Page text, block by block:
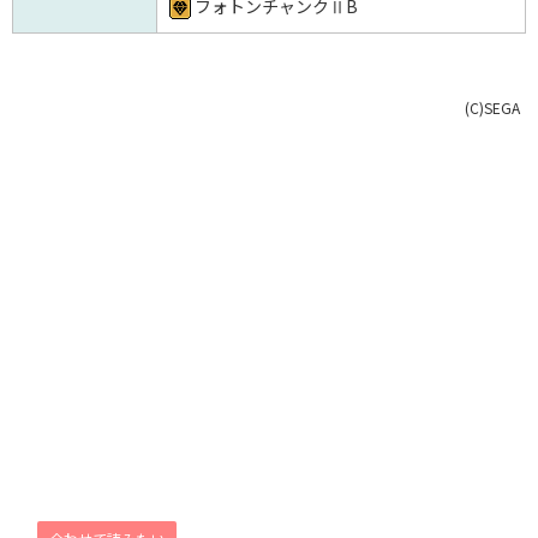
フォトンチャンクⅡB
(C)SEGA